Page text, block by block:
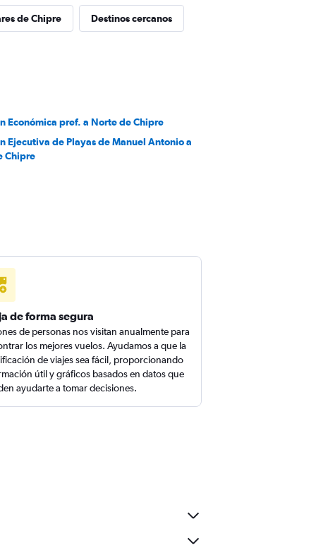
de Chipre Destinos cercanos
Económica pref. a Norte de Chipre
Ejecutiva de Playas de Manuel Antonio a
Chipre
de forma segura
de personas nos visitan anualmente para
los mejores vuelos. Ayudamos a que la
de viajes sea fácil, proporcionando
útil y gráficos basados en datos que
ayudarte a tomar decisiones.